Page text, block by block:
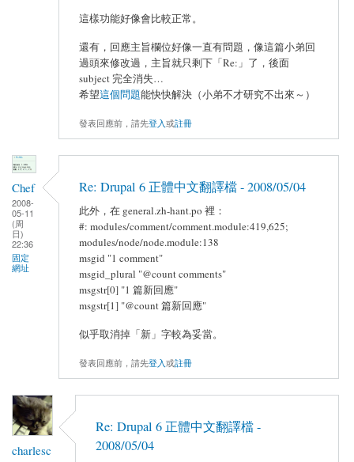
這樣功能好像會比較正常。
還有，回應主旨欄位好像一直有問題，像這篇小弟回
過頭來修改過，主旨就只剩下「Re:」了，後面
subject 完全消失…
希望這個問題能快快解決（小弟不才研究不出來～）
發表回應前，請先登入或註冊
Chef
2008-
05-11
(周
日)
22:36
固定
網址
Re: Drupal 6 正體中文翻譯檔 - 2008/05/04
此外，在 general.zh-hant.po 裡：
#: modules/comment/comment.module:419,625;
modules/node/node.module:138
msgid "1 comment"
msgid_plural "@count comments"
msgstr[0] "1 篇新回應"
msgstr[1] "@count 篇新回應"
似乎取消掉「新」字較為妥當。
發表回應前，請先登入或註冊
charlesc
Re: Drupal 6 正體中文翻譯檔 -
2008/05/04